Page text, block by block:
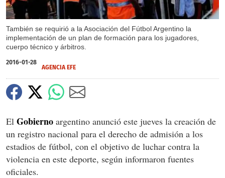
También se requirió a la Asociación del Fútbol Argentino la
implementación de un plan de formación para los jugadores,
cuerpo técnico y árbitros.
2016-01-28
AGENCIA EFE
El Gobierno argentino anunció este jueves la creación de
un registro nacional para el derecho de admisión a los
estadios de fútbol, con el objetivo de luchar contra la
violencia en este deporte, según informaron fuentes
oficiales.